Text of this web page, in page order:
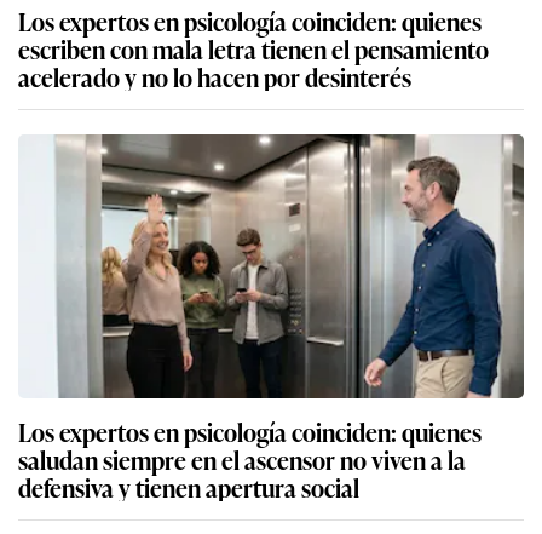
Los expertos en psicología coinciden: quienes
escriben con mala letra tienen el pensamiento
acelerado y no lo hacen por desinterés
Los expertos en psicología coinciden: quienes
saludan siempre en el ascensor no viven a la
defensiva y tienen apertura social